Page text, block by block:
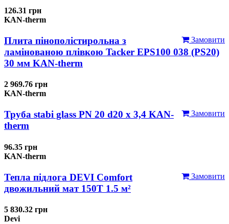
126.31 грн
KAN-therm
Замовити
Плита пінополістирольна з
ламінованою плівкою Tacker EPS100 038 (PS20)
30 мм KAN-therm
2 969.76 грн
KAN-therm
Замовити
Труба stabi glass PN 20 d20 х 3,4 KAN-
therm
96.35 грн
KAN-therm
Замовити
Тепла підлога DEVI Comfort
двожильний мат 150T 1.5 м²
5 830.32 грн
Devi